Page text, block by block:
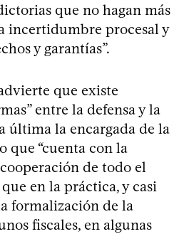
que no hagan más
incertidumbre procesal y
y garantías”.
que existe
entre la defensa y la
última la encargada de la
que “cuenta con la
de todo el
en la práctica, y casi
formalización de la
fiscales, en algunas